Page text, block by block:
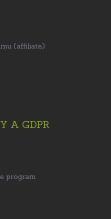
(affiliate)
A GDPR
program